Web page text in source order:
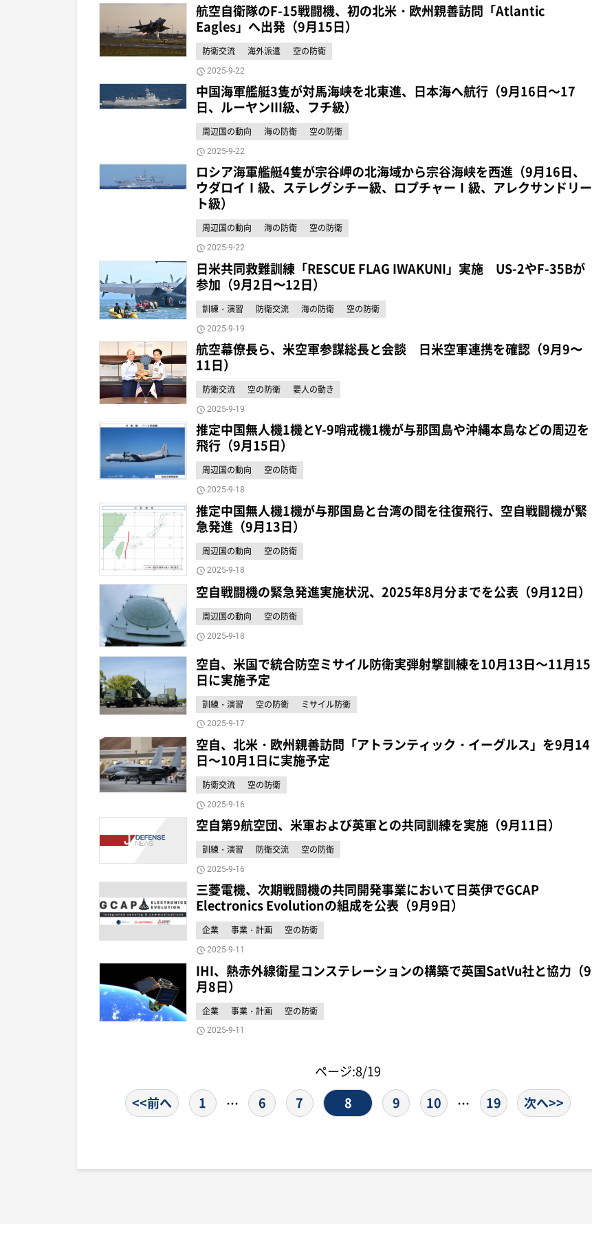
航空自衛隊のF-15戦闘機、初の北米・欧州親善訪問「Atlantic
Eagles」へ出発（9月15日）
防衛交流 海外派遣 空の防衛
2025-9-22
中国海軍艦艇3隻が対馬海峡を北東進、日本海へ航行（9月16日～17
日、ルーヤンⅢ級、フチ級）
周辺国の動向 海の防衛 空の防衛
2025-9-22
ロシア海軍艦艇4隻が宗谷岬の北海域から宗谷海峡を西進（9月16日、
ウダロイⅠ級、ステレグシチー級、ロプチャーⅠ級、アレクサンドリー
ト級）
周辺国の動向 海の防衛 空の防衛
2025-9-22
日米共同救難訓練「RESCUE FLAG IWAKUNI」実施 US-2やF-35Bが
参加（9月2日〜12日）
訓練・演習 防衛交流 海の防衛 空の防衛
2025-9-19
航空幕僚長ら、米空軍参謀総長と会談 日米空軍連携を確認（9月9〜
11日）
防衛交流 空の防衛 要人の動き
2025-9-19
推定中国無人機1機とY-9哨戒機1機が与那国島や沖縄本島などの周辺を
飛行（9月15日）
周辺国の動向 空の防衛
2025-9-18
推定中国無人機1機が与那国島と台湾の間を往復飛行、空自戦闘機が緊
急発進（9月13日）
周辺国の動向 空の防衛
2025-9-18
空自戦闘機の緊急発進実施状況、2025年8月分までを公表（9月12日）
周辺国の動向 空の防衛
2025-9-18
空自、米国で統合防空ミサイル防衛実弾射撃訓練を10月13日～11月15
日に実施予定
訓練・演習 空の防衛 ミサイル防衛
2025-9-17
空自、北米・欧州親善訪問「アトランティック・イーグルス」を9月14
日～10月1日に実施予定
防衛交流 空の防衛
2025-9-16
空自第9航空団、米軍および英軍との共同訓練を実施（9月11日）
訓練・演習 防衛交流 空の防衛
2025-9-16
三菱電機、次期戦闘機の共同開発事業において日英伊でGCAP
Electronics Evolutionの組成を公表（9月9日）
企業 事業・計画 空の防衛
2025-9-11
IHI、熱赤外線衛星コンステレーションの構築で英国SatVu社と協力（9
月8日）
企業 事業・計画 空の防衛
2025-9-11
ページ:8/19
<<前へ
1 … 6 7 8 9 10 … 19 次へ>>